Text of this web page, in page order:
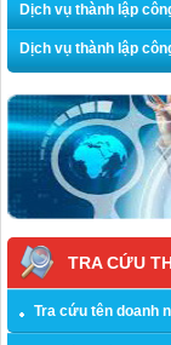
Dịch vụ thành lập
Dịch vụ thành lập
TRA CỨU
Tra cứu tên doanh